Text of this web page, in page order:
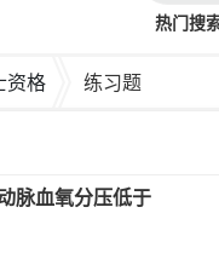
热门搜索
资格 练习题
脉血氧分压低于